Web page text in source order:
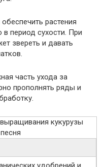
растения
период сухости. При
звереть и давать
часть ухода за
прополнять ряды и
кукурузы